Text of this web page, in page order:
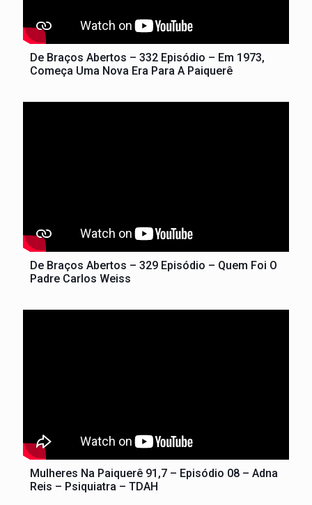
De Braços Abertos – 332 Episódio – Em 1973,
Começa Uma Nova Era Para A Paiquerê
De Braços Abertos – 329 Episódio – Quem Foi O
Padre Carlos Weiss
Mulheres Na Paiquerê 91,7 – Episódio 08 – Adna
Reis – Psiquiatra – TDAH